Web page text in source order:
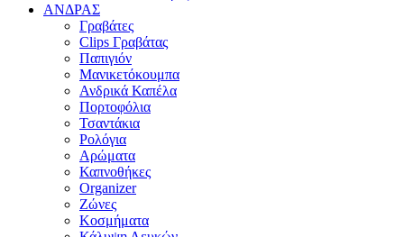
ΑΝΔΡΑΣ
Γραβάτες
Clips Γραβάτας
Παπιγιόν
Μανικετόκουμπα
Ανδρικά Καπέλα
Πορτοφόλια
Τσαντάκια
Ρολόγια
Αρώματα
Καπνοθήκες
Organizer
Ζώνες
Κοσμήματα